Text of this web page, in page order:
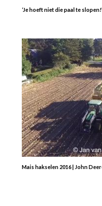
‘Je hoeft niet die paal te slopen!’
Mais hakselen 2016 | John